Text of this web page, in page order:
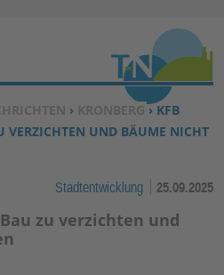
springen ↓
› KRONBERG› KFB
VERZICHTEN UND BÄUME NICHT
Stadtentwicklung 25.09.2025
zu verzichten und